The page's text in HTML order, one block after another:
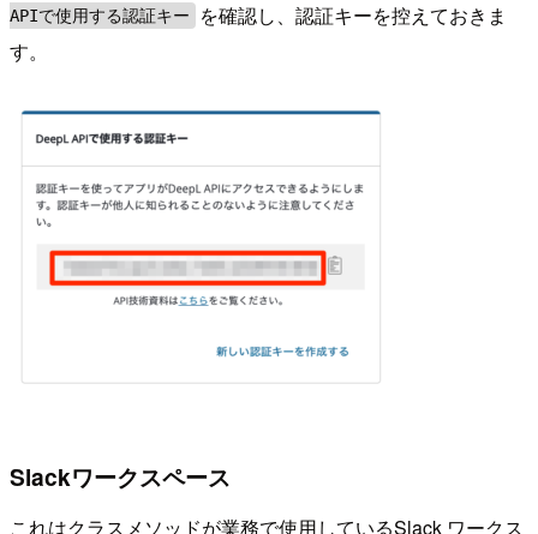
APIで使用する認証キー
を確認し、認証キーを控えておきま
す。
Slackワークスペース
これはクラスメソッドが業務で使用しているSlack ワークス